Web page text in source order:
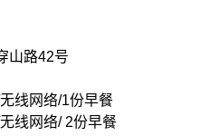
山路42号
线网络/1份早餐
线网络/ 2份早餐